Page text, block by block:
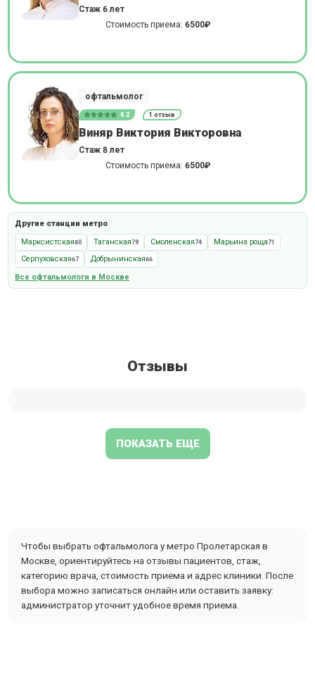
Стаж 6 лет
Стоимость приема: 6500₽
офтальмолог
4.2 1 отзыв
Виняр Виктория Викторовна
Стаж 8 лет
Стоимость приема: 6500₽
Другие станции метро
Марксистская80 Таганская 79 Смоленская 74 Марьина роща 71
Серпуховская67 Добрынинская66
Все офтальмологи в Москве
Отзывы
ПОКАЗАТЬ ЕЩЕ
Чтобы выбрать офтальмолога у метро Пролетарская в
Москве, ориентируйтесь на отзывы пациентов, стаж,
категорию врача, стоимость приема и адрес клиники. После
выбора можно записаться онлайн или оставить заявку:
администратор уточнит удобное время приема.